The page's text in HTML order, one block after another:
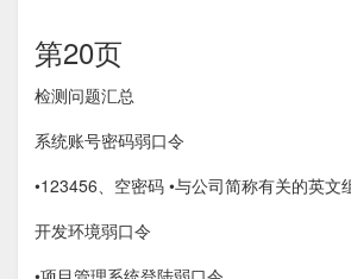
第20页
检测问题汇总
系统账号密码弱口令
•123456、空密码 •与公司简称有关的英文
开发环境弱口令